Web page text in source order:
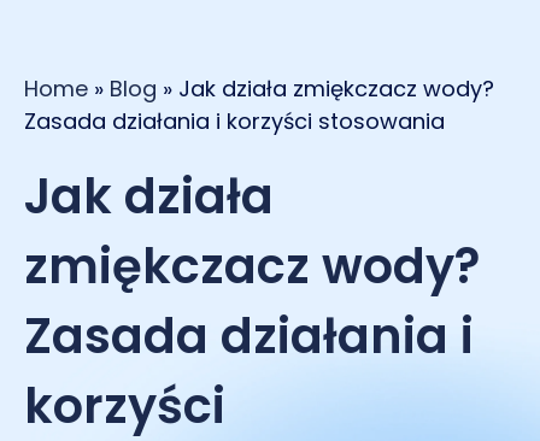
Home » Blog » Jak działa zmiękczacz wody?
Zasada działania i korzyści stosowania
Jak działa
zmiękczacz wody?
Zasada działania i
korzyści